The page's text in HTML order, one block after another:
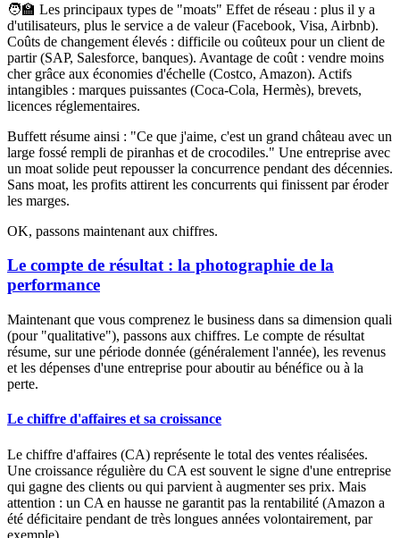
🧑‍🏫 Les principaux types de "moats" Effet de réseau : plus il y a
d'utilisateurs, plus le service a de valeur (Facebook, Visa, Airbnb).
Coûts de changement élevés : difficile ou coûteux pour un client de
partir (SAP, Salesforce, banques). Avantage de coût : vendre moins
cher grâce aux économies d'échelle (Costco, Amazon). Actifs
intangibles : marques puissantes (Coca-Cola, Hermès), brevets,
licences réglementaires.
Buffett résume ainsi : "Ce que j'aime, c'est un grand château avec un
large fossé rempli de piranhas et de crocodiles." Une entreprise avec
un moat solide peut repousser la concurrence pendant des décennies.
Sans moat, les profits attirent les concurrents qui finissent par éroder
les marges.
OK, passons maintenant aux chiffres.
Le compte de résultat : la photographie de la
performance
Maintenant que vous comprenez le business dans sa dimension quali
(pour "qualitative"), passons aux chiffres. Le compte de résultat
résume, sur une période donnée (généralement l'année), les revenus
et les dépenses d'une entreprise pour aboutir au bénéfice ou à la
perte.
Le chiffre d'affaires et sa croissance
Le chiffre d'affaires (CA) représente le total des ventes réalisées.
Une croissance régulière du CA est souvent le signe d'une entreprise
qui gagne des clients ou qui parvient à augmenter ses prix. Mais
attention : un CA en hausse ne garantit pas la rentabilité (Amazon a
été déficitaire pendant de très longues années volontairement, par
exemple).